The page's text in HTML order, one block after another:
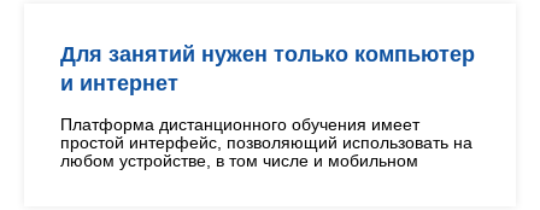
Для занятий нужен только компьютер
и интернет
Платформа дистанционного обучения имеет
простой интерфейс, позволяющий использовать на
любом устройстве, в том числе и мобильном